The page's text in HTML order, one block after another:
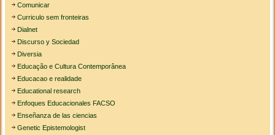
Comunicar
Curriculo sem fronteiras
Dialnet
Discurso y Sociedad
Diversia
Educação e Cultura Contemporânea
Educacao e realidade
Educational research
Enfoques Educacionales FACSO
Enseñanza de las ciencias
Genetic Epistemologist